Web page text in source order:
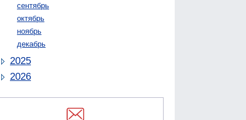
сентябрь
октябрь
ноябрь
декабрь
2025
2026